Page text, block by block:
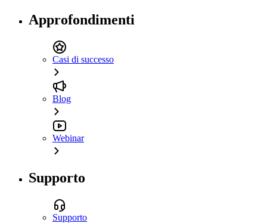
Approfondimenti
Casi di successo
Blog
Webinar
Supporto
Supporto